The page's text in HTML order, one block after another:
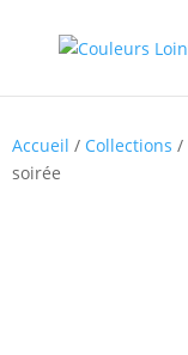
Accueil / Collections /
soirée